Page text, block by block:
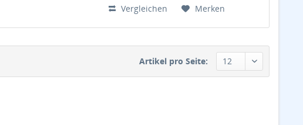
Vergleichen Merken
Artikel pro Seite: